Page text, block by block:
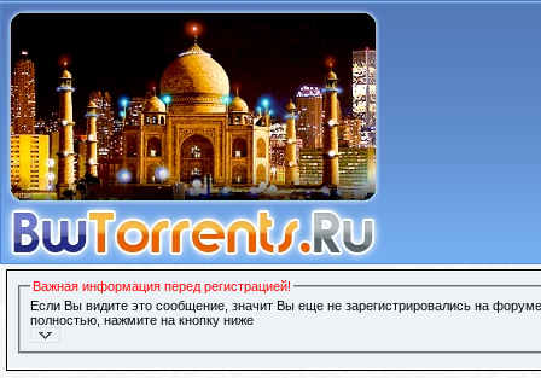
Важная информация перед регистрацией!
Если Вы видите это сообщение, значит Вы еще не зарегистрировались на
полностью, нажмите на кнопку ниже